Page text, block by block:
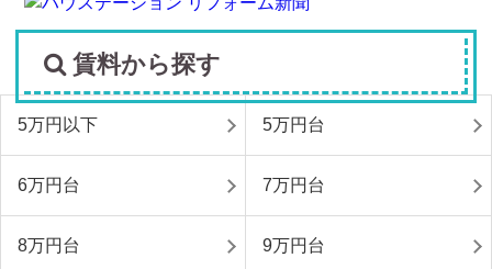
賃料から探す
5万円以下 5万円台
6万円台 7万円台
8万円台 9万円台